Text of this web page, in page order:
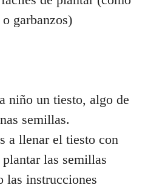
garbanzos)
niño un tiesto, algo de
semillas.
a llenar el tiesto con
las semillas
las instrucciones